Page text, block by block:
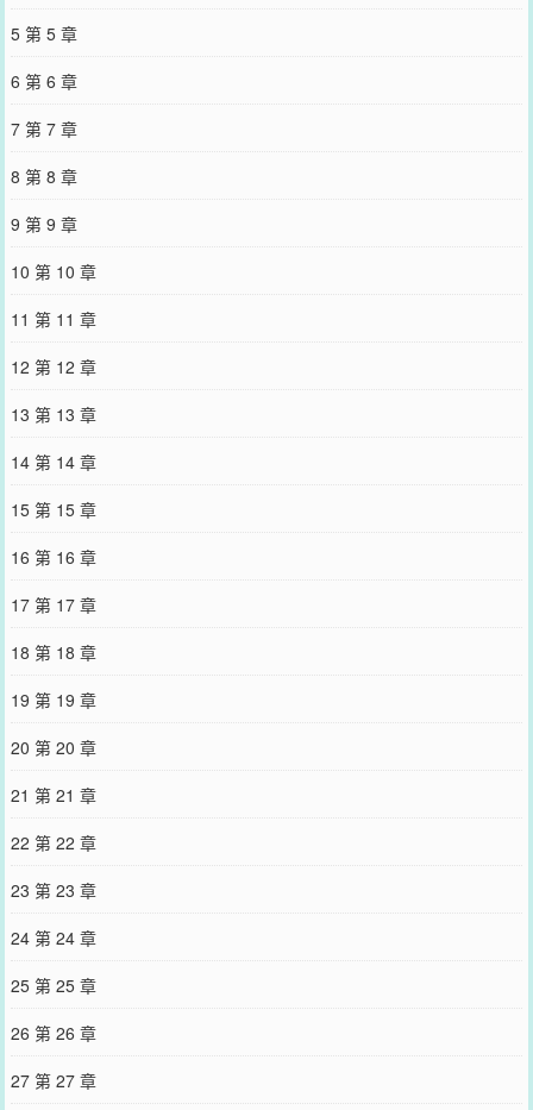
5 第 5 章
6 第 6 章
7 第 7 章
8 第 8 章
9 第 9 章
10 第 10 章
11 第 11 章
12 第 12 章
13 第 13 章
14 第 14 章
15 第 15 章
16 第 16 章
17 第 17 章
18 第 18 章
19 第 19 章
20 第 20 章
21 第 21 章
22 第 22 章
23 第 23 章
24 第 24 章
25 第 25 章
26 第 26 章
27 第 27 章